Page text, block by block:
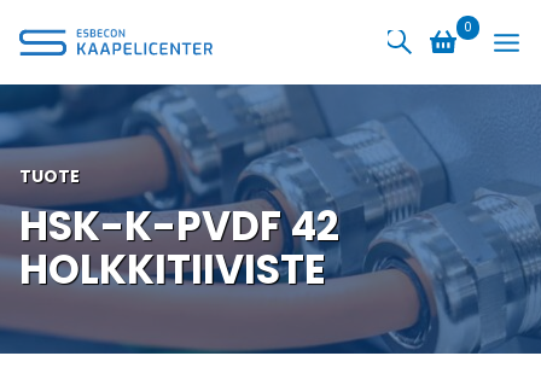
sisältöön
0
TUOTE
HSK-K-PVDF 42
HOLKKITIIVISTE